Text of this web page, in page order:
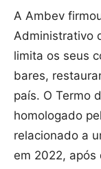
A Ambev
Administrativo
limita os seus
bares,
país. O Termo
homologado
relacionado a
em 2022, após